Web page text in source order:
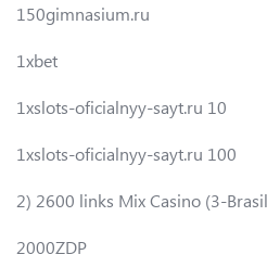
150gimnasium.ru
1xbet
1xslots-oficialnyy-sayt.ru 10
1xslots-oficialnyy-sayt.ru 100
2) 2600 links Mix Casino (3-
2000ZDP